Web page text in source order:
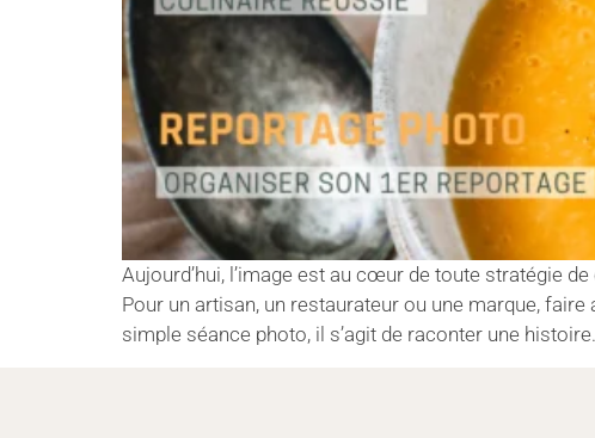
Aujourd’hui, l’image est au cœur de toute stratégie
Pour un artisan, un restaurateur ou une marque,
simple séance photo, il s’agit de raconter une histoire.